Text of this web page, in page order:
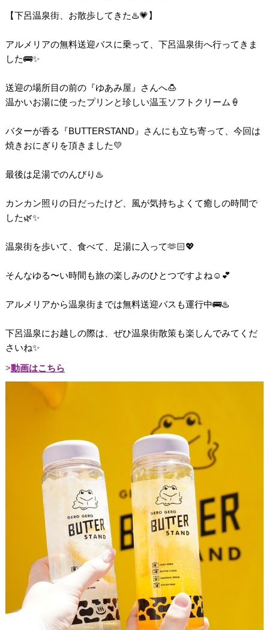
【下呂温泉街、お散歩してきた♨️💗】
アルメリアの無料送迎バスに乗って、下呂温泉街へ行ってきま
した🚌✨
送迎の場所目の前の『ゆあみ屋』さんへ🍮
温かいお湯に使ったプリンと珍しい温玉ソフトクリーム🍦
バターが香る『BUTTERSTAND』さんにも立ち寄って、今回は
焼きおにぎりを頂きました💛
最後は足湯でのんびり♨️
カンカン照りの日だったけど、風が気持ちよくて癒しの時間で
した🌿✨
温泉街を歩いて、食べて、足湯に入って🫶🏻💖
そんなゆる〜い時間も旅の楽しみのひとつですよね☺️💕
アルメリアから温泉街までは無料送迎バスも運行中🚌♨️
下呂温泉にお越しの際は、ぜひ温泉街散策も楽しんでみてくだ
さいね✨
動画はこちら